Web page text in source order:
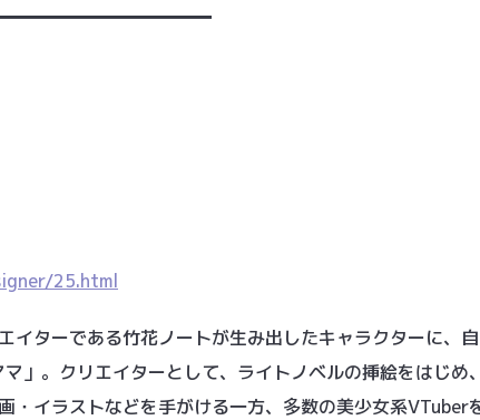
25.html
イターである竹花ノートが生み出したキャラクターに、
」。クリエイターとして、ライトノベルの挿絵をはじめ
・イラストなどを手がける一方、多数の美少女系